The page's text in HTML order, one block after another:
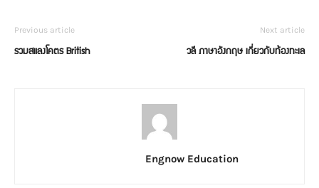
Previous article
รวมสแลงโคตร British
Next article
วลี ภาษาอังกฤษ เกี่ยวกับท้องทะเล
Engnow Education